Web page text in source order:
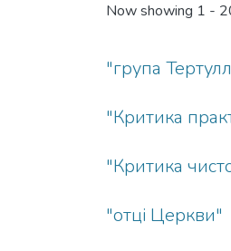
Now showing 1 -
"група
"Критика
"Критика
"отці Церкви"